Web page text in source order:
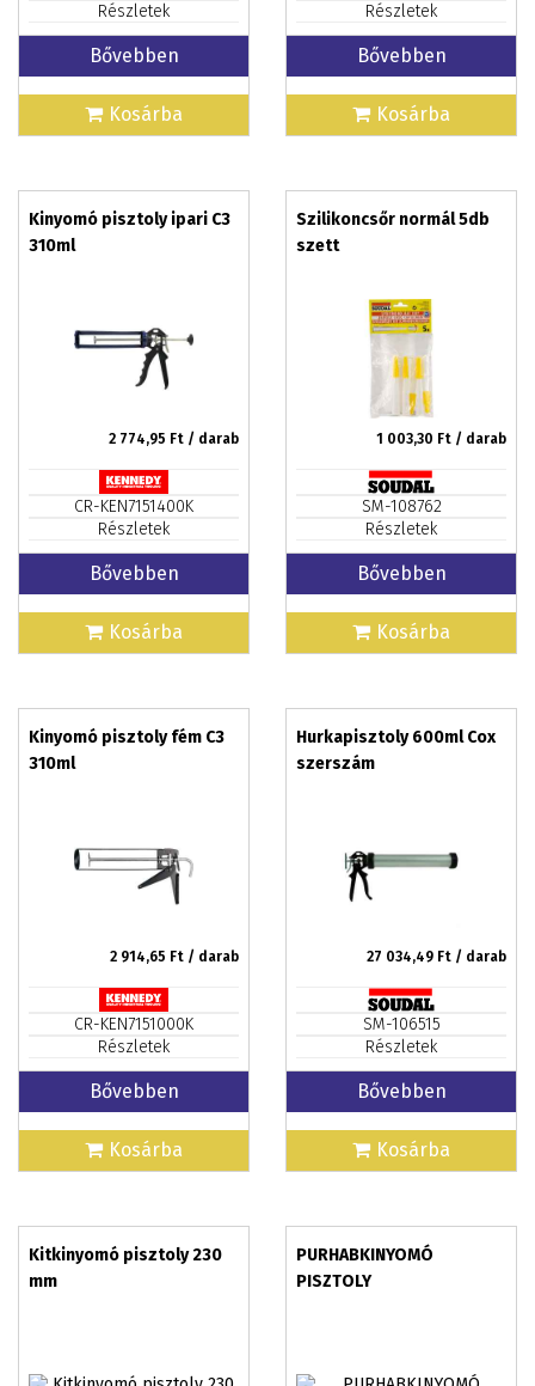
Részletek
Bővebben
Kosárba
Részletek
Bővebben
Kosárba
Kinyomó pisztoly ipari C3
310ml
2 774,95 Ft / darab
CR-KEN7151400K
Részletek
Bővebben
Kosárba
Szilikoncsőr normál 5db
szett
1 003,30 Ft / darab
SM-108762
Részletek
Bővebben
Kosárba
Kinyomó pisztoly fém C3
310ml
2 914,65 Ft / darab
CR-KEN7151000K
Részletek
Bővebben
Kosárba
Hurkapisztoly 600ml Cox
szerszám
27 034,49 Ft / darab
SM-106515
Részletek
Bővebben
Kosárba
Kitkinyomó pisztoly 230
mm
PURHABKINYOMÓ
PISZTOLY